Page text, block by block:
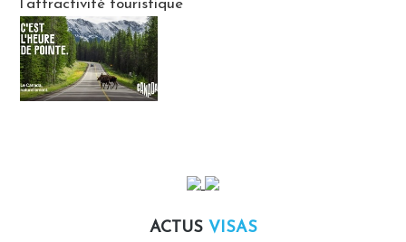
l’attractivité touristique
ACTUS VISAS